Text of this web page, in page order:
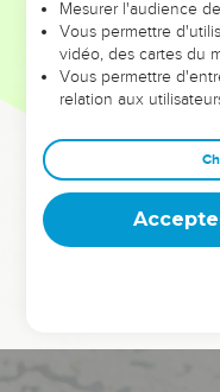
leur foi ou leur vision.
et les saisons difficiles
sont
Dans cette conférence,
clés pour avancer avec
deviennent vos
équipe, un groupe ou
Mesurer l'audience
Vous permettre
vidéo, des cartes du
Vous permettre
relation aux